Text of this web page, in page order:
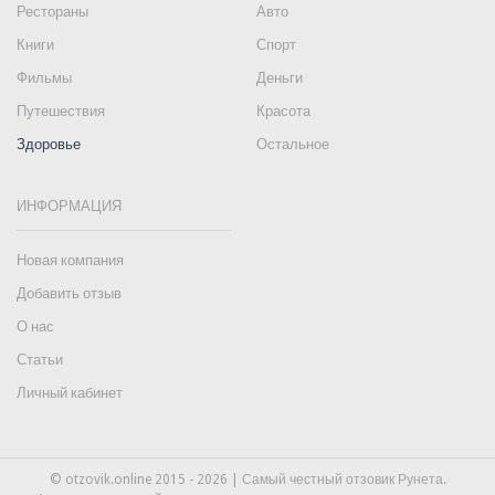
Рестораны
Авто
Книги
Спорт
Фильмы
Деньги
Путешествия
Красота
Здоровье
Остальное
ИНФОРМАЦИЯ
Новая компания
Добавить отзыв
О нас
Статьи
Личный кабинет
© otzovik.online 2015 - 2026 | Самый честный отзовик Рунета.